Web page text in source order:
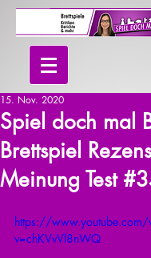
Spiel doch mal
Brettspiel
Meinung Test
15. Nov. 2020
https://www.youtube.com/
v=chKVvVl8nWQ